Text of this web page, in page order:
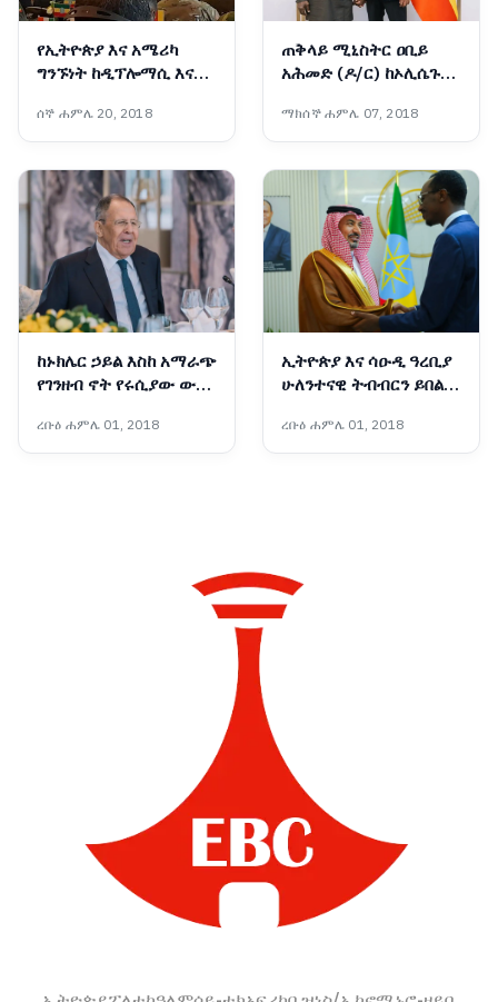
የኢትዮጵያ እና አሜሪካ
ግንኙነት ከዲፕሎማሲ እና
ስትራቴጂያዊ አጋርነት
እየተሸጋገረ ነው - አምባሳደር
ኤርቪን ማሲንጋ
ሰኞ ሐምሌ 20, 2018
ጠቅላይ ሚኒስትር ዐቢይ
አሕመድ (ዶ/ር) ከኦሊሴጉን
ማክሰኞ ሐምሌ 07, 2018
ከኑክሌር ኃይል እስከ አማራጭ
የገንዘብ ኖት የሩሲያው ውጭ
ለምን ተገኙ?
ረቡዕ ሐምሌ 01, 2018
ኢትዮጵያ እና ሳዑዲ ዓረቢያ
ሁለንተናዊ ትብብርን ይበልጥ
ላይ መከሩ
ረቡዕ ሐምሌ 01, 2018